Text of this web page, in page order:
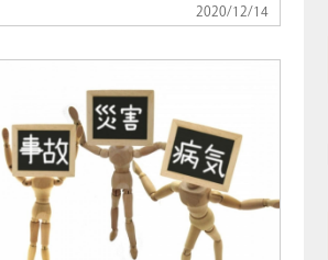
2020/12/14